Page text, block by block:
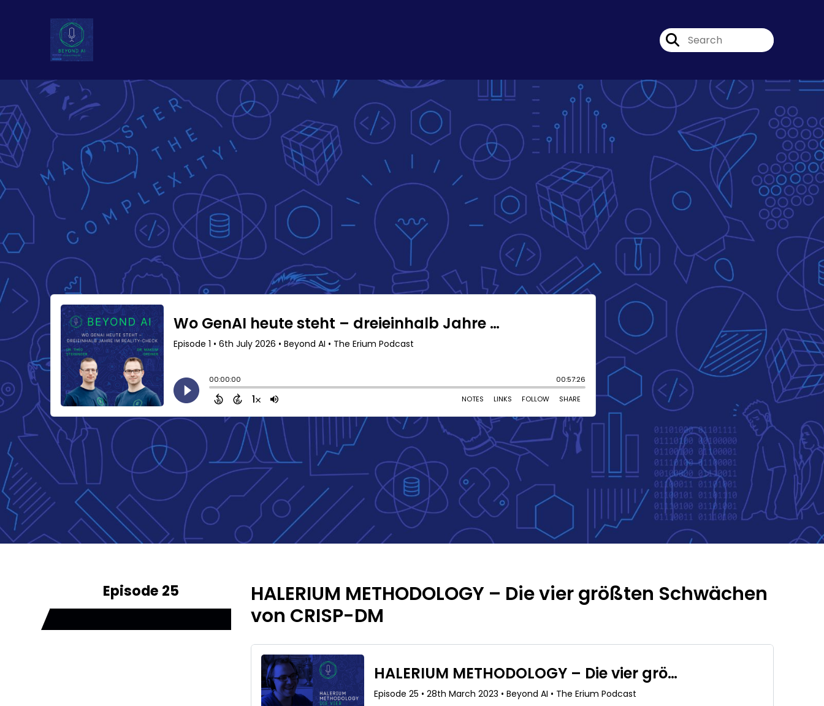
Episode 25
HALERIUM METHODOLOGY – Die vier größten Schwächen
von CRISP-DM